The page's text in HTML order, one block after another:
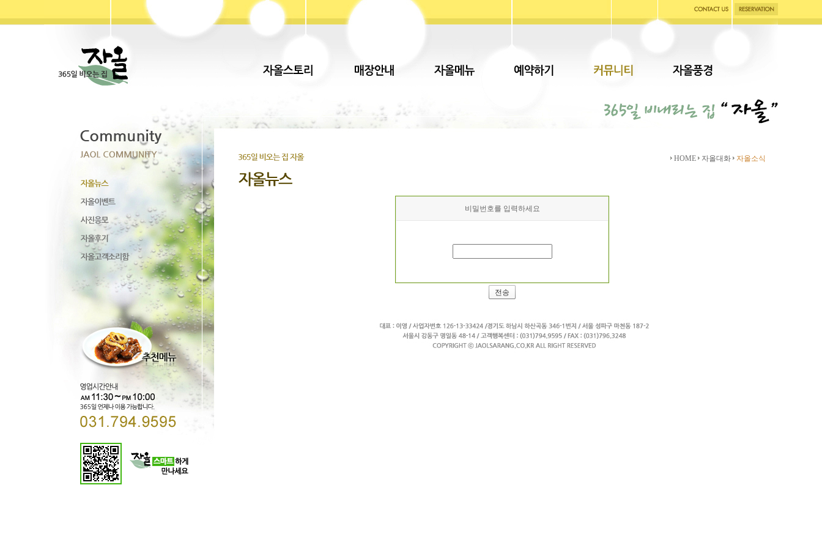
HOME 자올대화 자올소식
비밀번호를 입력하세요